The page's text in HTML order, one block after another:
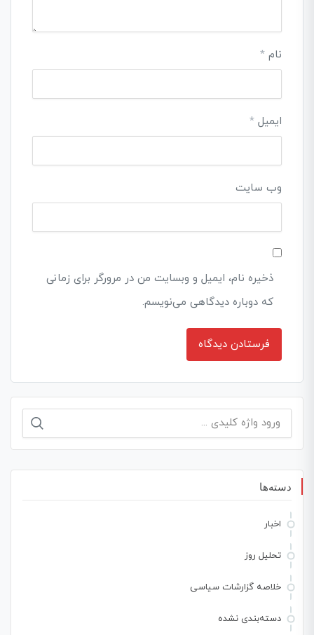
نام *
ایمیل *
وب‌ سایت
ذخیره نام، ایمیل و وبسایت من در مرورگر برای زمانی
که دوباره دیدگاهی می‌نویسم.
دسته‌ها
اخبار
تحلیل روز
خلاصه گزارشات سیاسی
دسته‌بندی نشده